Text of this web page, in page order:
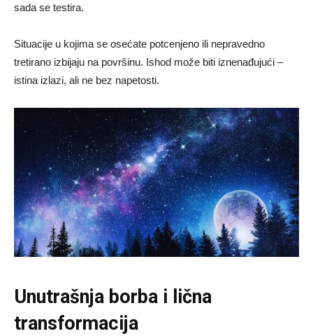
sada se testira.
Situacije u kojima se osećate potcenjeno ili nepravedno
tretirano izbijaju na površinu. Ishod može biti iznenađujući –
istina izlazi, ali ne bez napetosti.
Unutrašnja borba i lična
transformacija